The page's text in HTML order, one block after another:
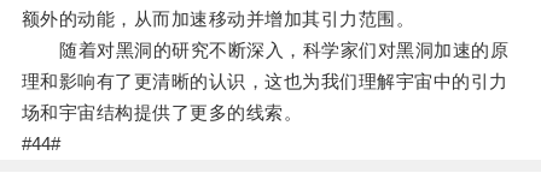
额外的动能，从而加速移动并增加其引力范围。
随着对黑洞的研究不断深入，科学家们对黑洞加速的原
理和影响有了更清晰的认识，这也为我们理解宇宙中的引力
场和宇宙结构提供了更多的线索。
#44#